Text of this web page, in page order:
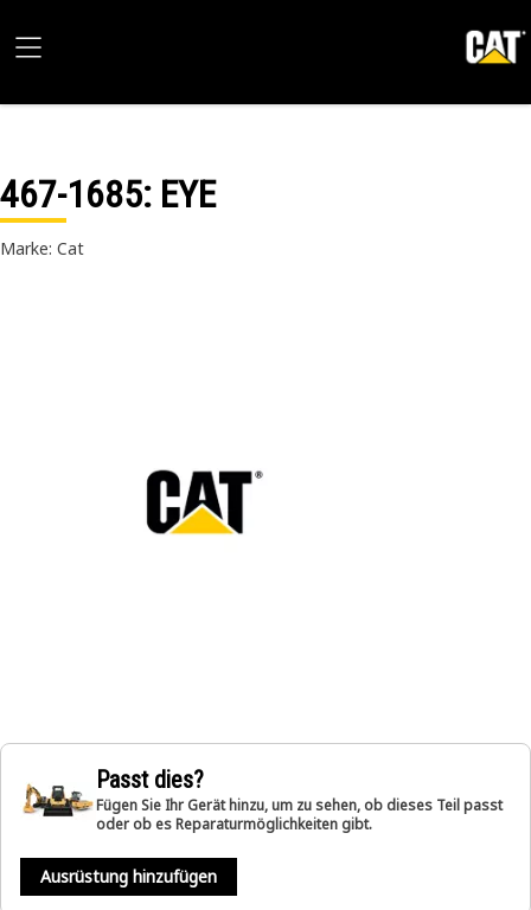
467-1685: EYE
Marke: Cat
Passt dies?
Fügen Sie Ihr Gerät hinzu, um zu sehen, ob dieses Teil passt
oder ob es Reparaturmöglichkeiten gibt.
Ausrüstung hinzufügen